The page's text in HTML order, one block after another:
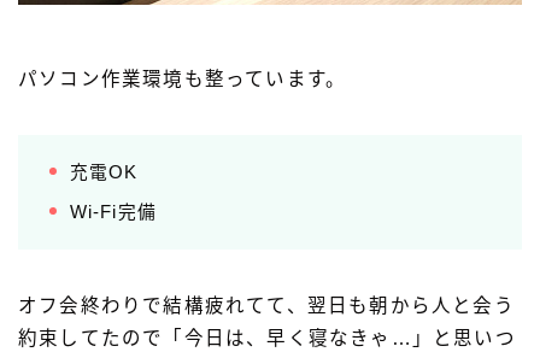
パソコン作業環境も整っています。
充電OK
Wi-Fi完備
オフ会終わりで結構疲れてて、翌日も朝から人と会う
約束してたので「今日は、早く寝なきゃ…」と思いつ